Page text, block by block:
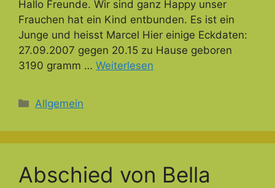
Hallo Freunde. Wir sind ganz Happy unser
Frauchen hat ein Kind entbunden. Es ist ein
Junge und heisst Marcel Hier einige Eckdaten:
27.09.2007 gegen 20.15 zu Hause geboren
3190 gramm … Weiterlesen
Kategorien
Allgemein
Abschied von Bella